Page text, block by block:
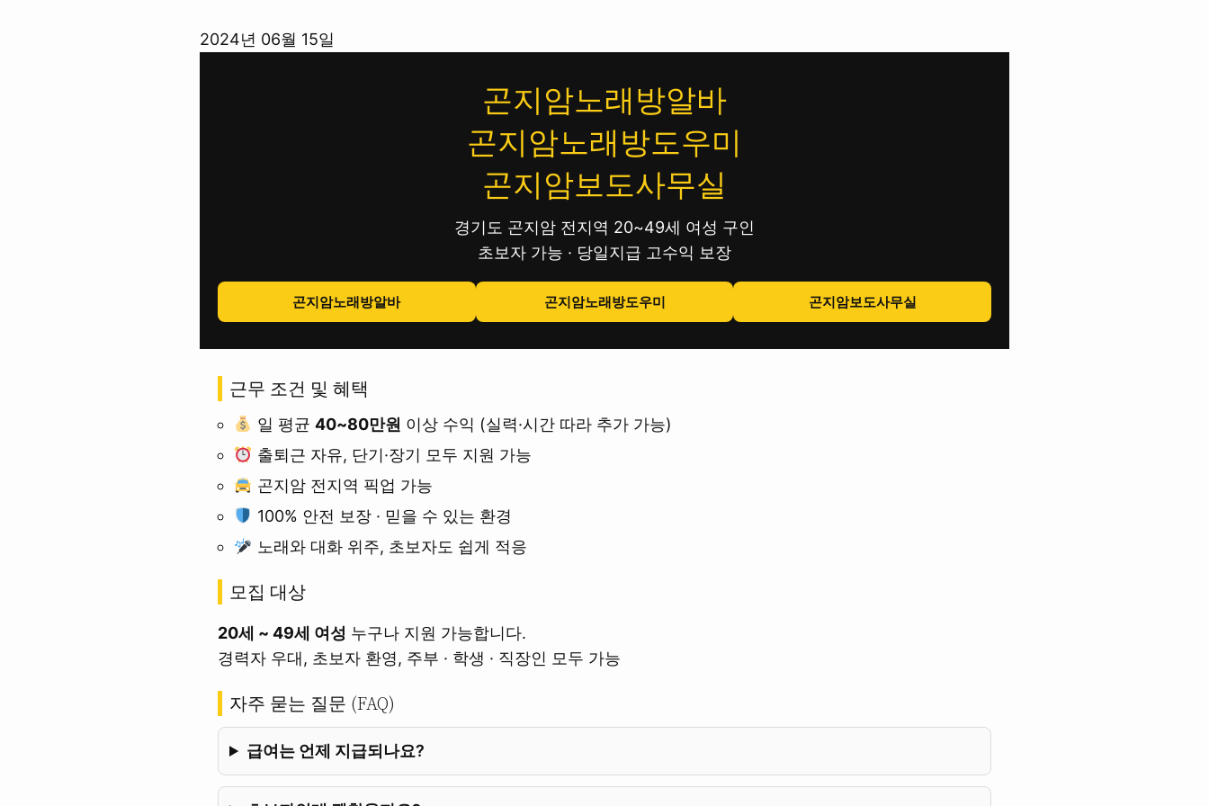
2024년 06월 15일
곤지암노래방알바
곤지암노래방도우미
곤지암보도사무실
경기도 곤지암 전지역 20~49세 여성 구인
초보자 가능 · 당일지급 고수익 보장
곤지암노래방알바 곤지암노래방도우미 곤지암보도사무실
근무 조건 및 혜택
일 평균 40~80만원 이상 수익 (실력·시간 따라 추가 가능)
출퇴근 자유, 단기·장기 모두 지원 가능
곤지암 전지역 픽업 가능
100% 안전 보장 · 믿을 수 있는 환경
노래와 대화 위주, 초보자도 쉽게 적응
모집 대상
20세 ~ 49세 여성 누구나 지원 가능합니다.
경력자 우대, 초보자 환영, 주부 · 학생 · 직장인 모두 가능
자주 묻는 질문 (FAQ)
급여는 언제 지급되나요?